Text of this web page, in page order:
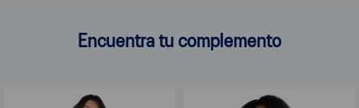
Encuentra tu complemento